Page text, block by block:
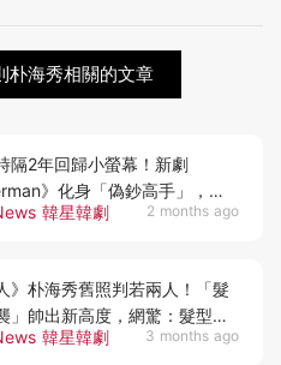
朴海秀相關的文章
韓星韓劇 2 months ago
隔2年回歸小螢幕！新劇
》化身「偽鈔高手」，朴
賢也加盟
韓星韓劇 3 months ago
》朴海秀舊照判若兩人！「髮
」帥出新高度，網驚：髮型真